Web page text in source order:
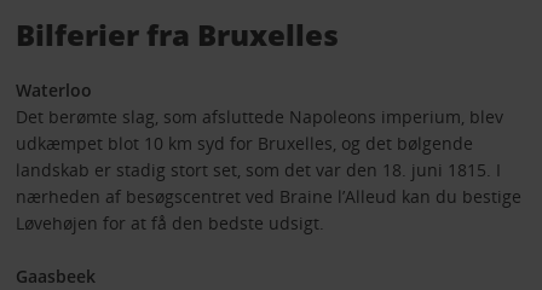
Bilferier fra Bruxelles
Waterloo
Det berømte slag, som afsluttede Napoleons imperium, blev
udkæmpet blot 10 km syd for Bruxelles, og det bølgende
landskab er stadig stort set, som det var den 18. juni 1815. I
nærheden af besøgscentret ved Braine l’Alleud kan du bestige
Løvehøjen for at få den bedste udsigt.
Gaasbeek